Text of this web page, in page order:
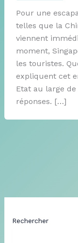
Pour une
telles que la
viennent
moment,
les touristes.
expliquent cet
Etat au large
réponses. […]
Rechercher